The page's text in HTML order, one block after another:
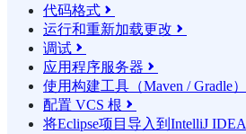
代码格式 
运行和重新加载更改 
调试 
应用程序服务器 
使用构建工具（Maven / Gradle）
配置 VCS 根 
将Eclipse项目导入到IntelliJ IDEA